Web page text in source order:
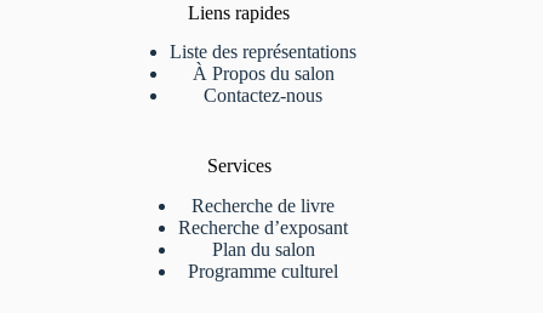
Liens rapides
Liste des représentations
À Propos du salon
Contactez-nous
Services
Recherche de livre
Recherche d’exposant
Plan du salon
Programme culturel